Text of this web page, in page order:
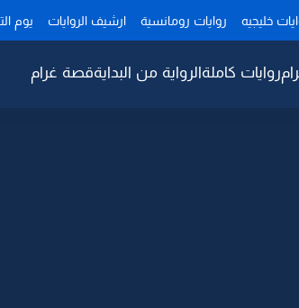
خليجيه روايات رومانسية ارشيف الروايات يوم
روايات كاملةالرواية من البدايةقصة غرام